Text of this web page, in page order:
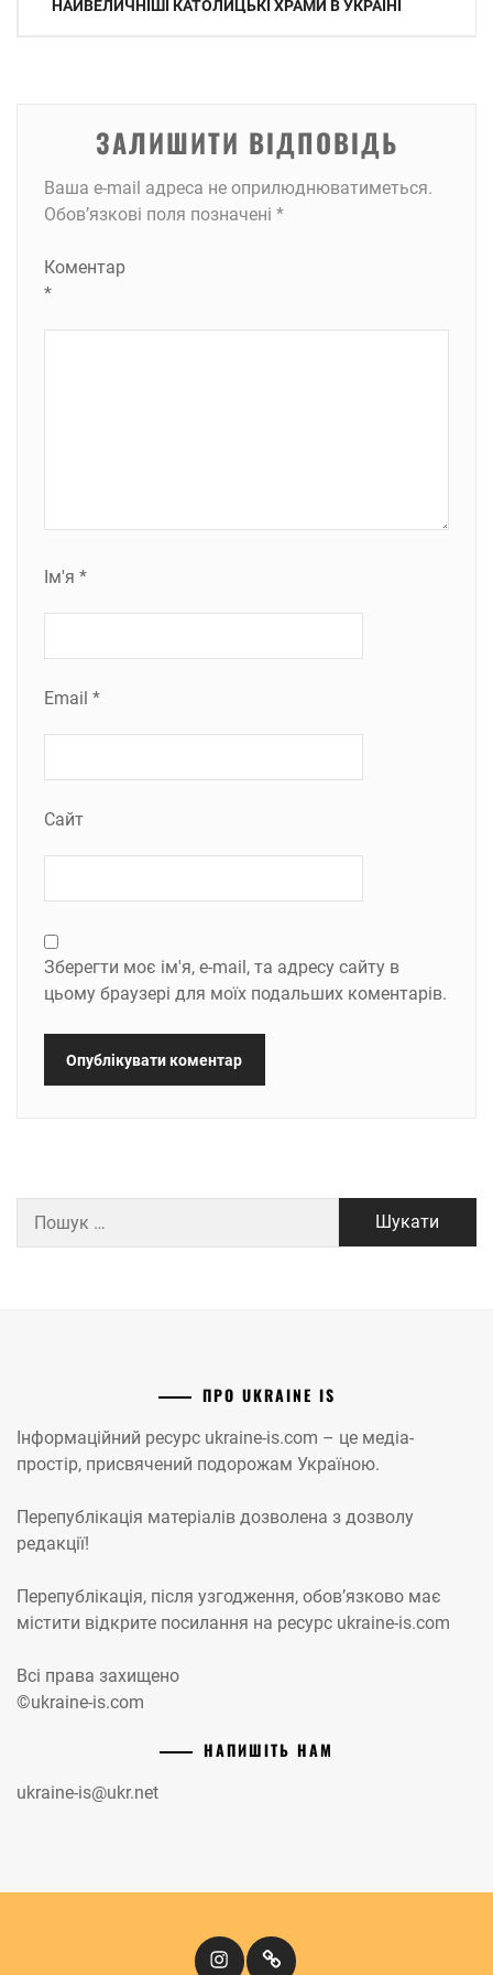
НАЙВЕЛИЧНІШІ КАТОЛИЦЬКІ ХРАМИ В УКРАЇНІ
ЗАЛИШИТИ ВІДПОВІДЬ
Ваша e-mail адреса не оприлюднюватиметься.
Обов’язкові поля позначені *
Коментар
*
Ім'я *
Email *
Сайт
Зберегти моє ім'я, e-mail, та адресу сайту в
цьому браузері для моїх подальших коментарів.
ПРО UKRAINE IS
Інформаційний ресурс ukraine-is.com – це медіа-
простір, присвячений подорожам Україною.
Перепублікація матеріалів дозволена з дозволу
редакції!
Перепублікація, після узгодження, обов’язково має
містити відкрите посилання на ресурс ukraine-is.com
Всі права захищено
©ukraine-is.com
НАПИШІТЬ НАМ
ukraine-is@ukr.net
InstagramКіномандри